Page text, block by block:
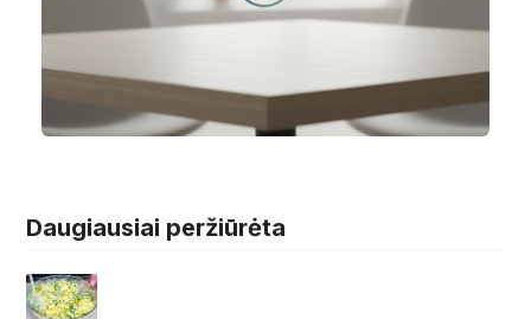
Daugiausiai peržiūrėta